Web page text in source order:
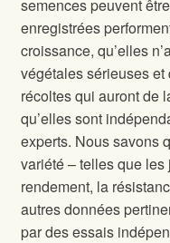
semences peuvent
enregistrées
croissance, qu’elles
végétales sérieuses et
récoltes qui auront de
qu’elles sont
experts. Nous savons
variété – telles que
rendement, la
autres données
par des essais